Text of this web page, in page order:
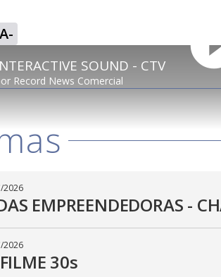
A-
SOUND - CTV
Record News Comercial
2026
EMPREENDEDORAS -
2026
30s